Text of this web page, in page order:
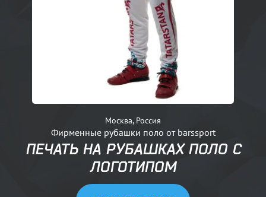
Москва, Россия
Фирменные рубашки поло от barssport
ПЕЧАТЬ НА РУБАШКАХ ПОЛО С
ЛОГОТИПОМ